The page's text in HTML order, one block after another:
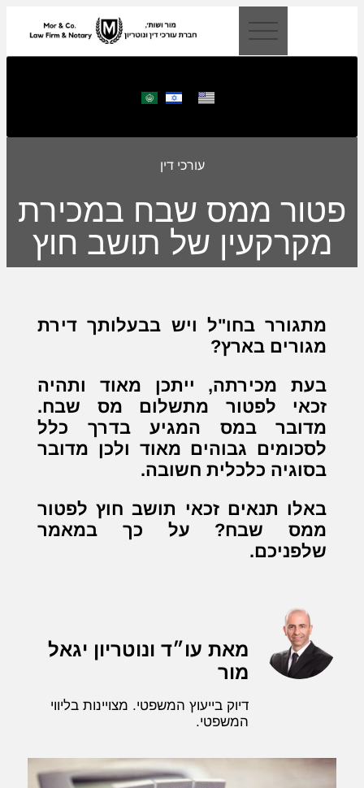
עורכי דין
פטור ממס שבח במכירת
מקרקעין של תושב חוץ
מתגורר בחו"ל ויש בבעלותך דירת
מגורים בארץ?
בעת מכירתה, ייתכן מאוד ותהיה
זכאי לפטור מתשלום מס שבח.
מדובר במס המגיע בדרך כלל
לסכומים גבוהים מאוד ולכן מדובר
בסוגיה כלכלית חשובה.
באלו תנאים זכאי תושב חוץ לפטור
ממס שבח? על כך במאמר
שלפניכם.
מאת עו״ד ונוטריון יגאל
מור
דיוק בייעוץ המשפטי. מצויינות בליווי
המשפטי.